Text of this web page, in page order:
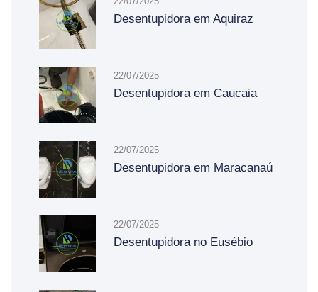
Desentupidora em Aquiraz
22/07/2025
Desentupidora em Caucaia
22/07/2025
Desentupidora em Maracanaú
22/07/2025
Desentupidora no Eusébio